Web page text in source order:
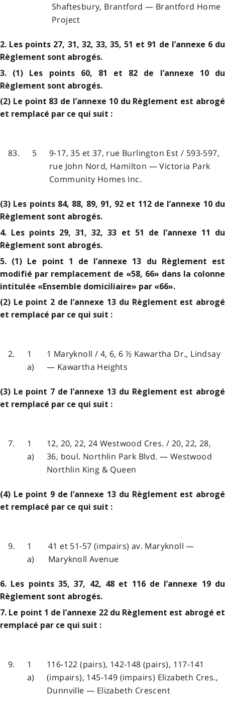
Shaftesbury, Brantford — Brantford Home
Project
2. Les points 27, 31, 32, 33, 35, 51 et 91 de l’annexe 6 du
Règlement sont abrogés.
3. (1) Les points 60, 81 et 82 de l’annexe 10 du
Règlement sont abrogés.
(2) Le point 83 de l’annexe 10 du Règlement est abrogé
et remplacé par ce qui suit :
83. 5
9-17, 35 et 37, rue Burlington Est / 593-597,
rue John Nord, Hamilton — Victoria Park
Community Homes Inc.
(3) Les points 84, 88, 89, 91, 92 et 112 de l’annexe 10 du
Règlement sont abrogés.
4. Les points 29, 31, 32, 33 et 51 de l’annexe 11 du
Règlement sont abrogés.
5. (1) Le point 1 de l’annexe 13 du Règlement est
modifié par remplacement de «58, 66» dans la colonne
intitulée «Ensemble domiciliaire» par «66».
(2) Le point 2 de l’annexe 13 du Règlement est abrogé
et remplacé par ce qui suit :
2.
1
a)
1 Maryknoll / 4, 6, 6 ½ Kawartha Dr., Lindsay
— Kawartha Heights
(3) Le point 7 de l’annexe 13 du Règlement est abrogé
et remplacé par ce qui suit :
7.
1
a)
12, 20, 22, 24 Westwood Cres. / 20, 22, 28,
36, boul. Northlin Park Blvd. — Westwood
Northlin King & Queen
(4) Le point 9 de l’annexe 13 du Règlement est abrogé
et remplacé par ce qui suit :
9.
1
a)
41 et 51-57 (impairs) av. Maryknoll —
Maryknoll Avenue
6. Les points 35, 37, 42, 48 et 116 de l’annexe 19 du
Règlement sont abrogés.
7. Le point 1 de l’annexe 22 du Règlement est abrogé et
remplacé par ce qui suit :
9.
1
a)
116-122 (pairs), 142-148 (pairs), 117-141
(impairs), 145-149 (impairs) Elizabeth Cres.,
Dunnville — Elizabeth Crescent